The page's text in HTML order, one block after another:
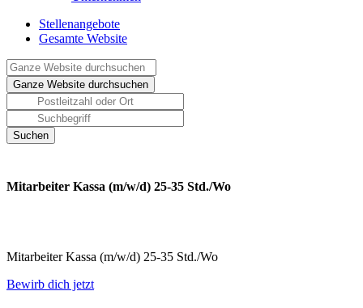
Stellenangebote
Gesamte Website
Mitarbeiter Kassa (m/w/d) 25-35 Std./Wo
Mitarbeiter Kassa (m/w/d) 25-35 Std./Wo
Bewirb dich jetzt